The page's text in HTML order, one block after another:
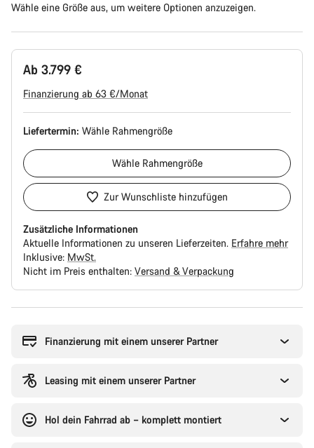
Wähle eine Größe aus, um weitere Optionen anzuzeigen.
Ab 3.799 €
Finanzierung ab 63 €/Monat
Liefertermin: Wähle Rahmengröße
Wähle Rahmengröße
Zur Wunschliste hinzufügen
Zusätzliche Informationen
Aktuelle Informationen zu unseren Lieferzeiten. Erfahre mehr
Inklusive: MwSt.
Nicht im Preis enthalten: Versand & Verpackung
Finanzierung mit einem unserer Partner
Leasing mit einem unserer Partner
Hol dein Fahrrad ab – komplett montiert